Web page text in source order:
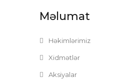
Məlumat
Həkimlərimiz
Xidmətlər
Aksiyalar